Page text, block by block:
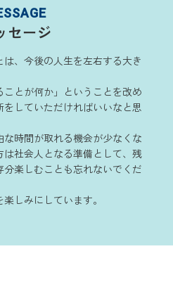
セージ
、今後の人生を左右する大き
ことが何か」ということを改め
していただければいいなと思
時間が取れる機会が少なくな
社会人となる準備として、残
分楽しむことも忘れないでくだ
しみにしています。